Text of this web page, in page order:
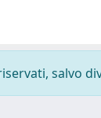
salvo